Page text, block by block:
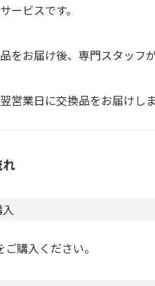
ービスです。
をお届け後、専門スタッフ
営業日に交換品をお届けしま
購入ください。